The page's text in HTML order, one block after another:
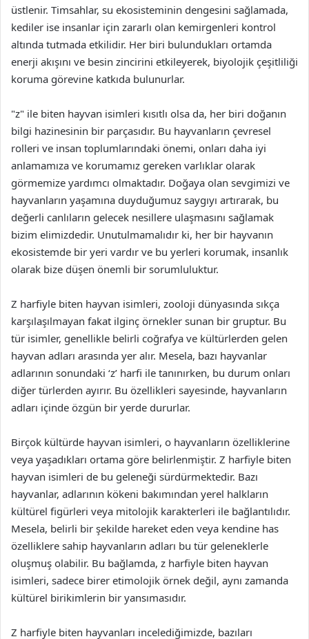
üstlenir. Timsahlar, su ekosisteminin dengesini sağlamada,
kediler ise insanlar için zararlı olan kemirgenleri kontrol
altında tutmada etkilidir. Her biri bulundukları ortamda
enerji akışını ve besin zincirini etkileyerek, biyolojik çeşitliliği
koruma görevine katkıda bulunurlar.
"z" ile biten hayvan isimleri kısıtlı olsa da, her biri doğanın
bilgi hazinesinin bir parçasıdır. Bu hayvanların çevresel
rolleri ve insan toplumlarındaki önemi, onları daha iyi
anlamamıza ve korumamız gereken varlıklar olarak
görmemize yardımcı olmaktadır. Doğaya olan sevgimizi ve
hayvanların yaşamına duyduğumuz saygıyı artırarak, bu
değerli canlıların gelecek nesillere ulaşmasını sağlamak
bizim elimizdedir. Unutulmamalıdır ki, her bir hayvanın
ekosistemde bir yeri vardır ve bu yerleri korumak, insanlık
olarak bize düşen önemli bir sorumluluktur.
Z harfiyle biten hayvan isimleri, zooloji dünyasında sıkça
karşılaşılmayan fakat ilginç örnekler sunan bir gruptur. Bu
tür isimler, genellikle belirli coğrafya ve kültürlerden gelen
hayvan adları arasında yer alır. Mesela, bazı hayvanlar
adlarının sonundaki ‘z’ harfi ile tanınırken, bu durum onları
diğer türlerden ayırır. Bu özellikleri sayesinde, hayvanların
adları içinde özgün bir yerde dururlar.
Birçok kültürde hayvan isimleri, o hayvanların özelliklerine
veya yaşadıkları ortama göre belirlenmiştir. Z harfiyle biten
hayvan isimleri de bu geleneği sürdürmektedir. Bazı
hayvanlar, adlarının kökeni bakımından yerel halkların
kültürel figürleri veya mitolojik karakterleri ile bağlantılıdır.
Mesela, belirli bir şekilde hareket eden veya kendine has
özelliklere sahip hayvanların adları bu tür geleneklerle
oluşmuş olabilir. Bu bağlamda, z harfiyle biten hayvan
isimleri, sadece birer etimolojik örnek değil, aynı zamanda
kültürel birikimlerin bir yansımasıdır.
Z harfiyle biten hayvanları incelediğimizde, bazıları